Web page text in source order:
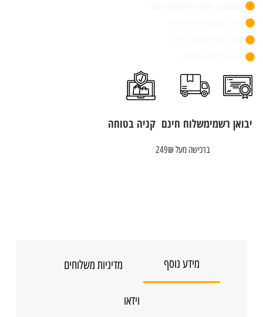
יבואן רשמימשלוח חינם
ברכישה מעל 249₪
קניה בטוחה
מידע נוסף מדיניות משלוחים
וידאו